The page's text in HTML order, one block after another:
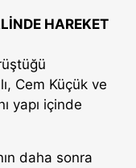
HAREKET
Cem Küçük ve
yapı içinde
daha sonra